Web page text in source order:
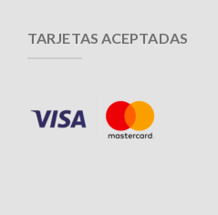
TARJETAS ACEPTADAS